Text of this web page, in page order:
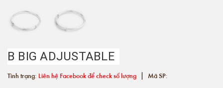
B BIG ADJUSTABLE
Tình trạng: Liên hệ Facebook để check số lượng | Mã SP: